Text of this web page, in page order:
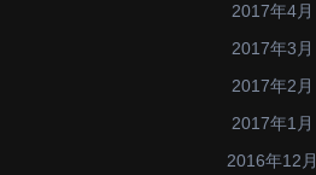
2017年4月
2017年3月
2017年2月
2017年1月
2016年12月